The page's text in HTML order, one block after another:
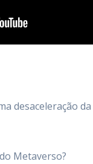
desaceleração
Metaverso?